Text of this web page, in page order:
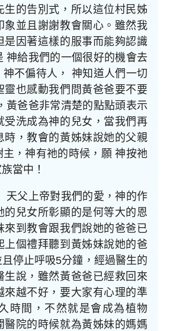
生的告別式，所以這位村民姊
象並且謝謝教會關心。雖然我
是因著這樣的服事而能夠認識
神給我們的一個很好的機會去
不偏待人， 神知道人們一切
靈也感動我們問黃爸爸要不要
黃爸爸非常清楚的點點頭表示
受洗成為神的兒女，當我們再
時，教會的黃姊妹說她的父親
，神有祂的時候，願 神按祂
當中！
天父上帝對我們的愛，神的作
的兒女所彰顯的是何等大的恩
來到教會跟我們說她的爸爸已
上個禮拜聽到黃姊妹說她的爸
停止呼吸5分鐘，經過醫生的
生說，雖然黃爸爸已經救回來
來越不好，要大家有心理的準
時間，不然就是會成為植物
醫院的時候就為黃姊妹的媽媽